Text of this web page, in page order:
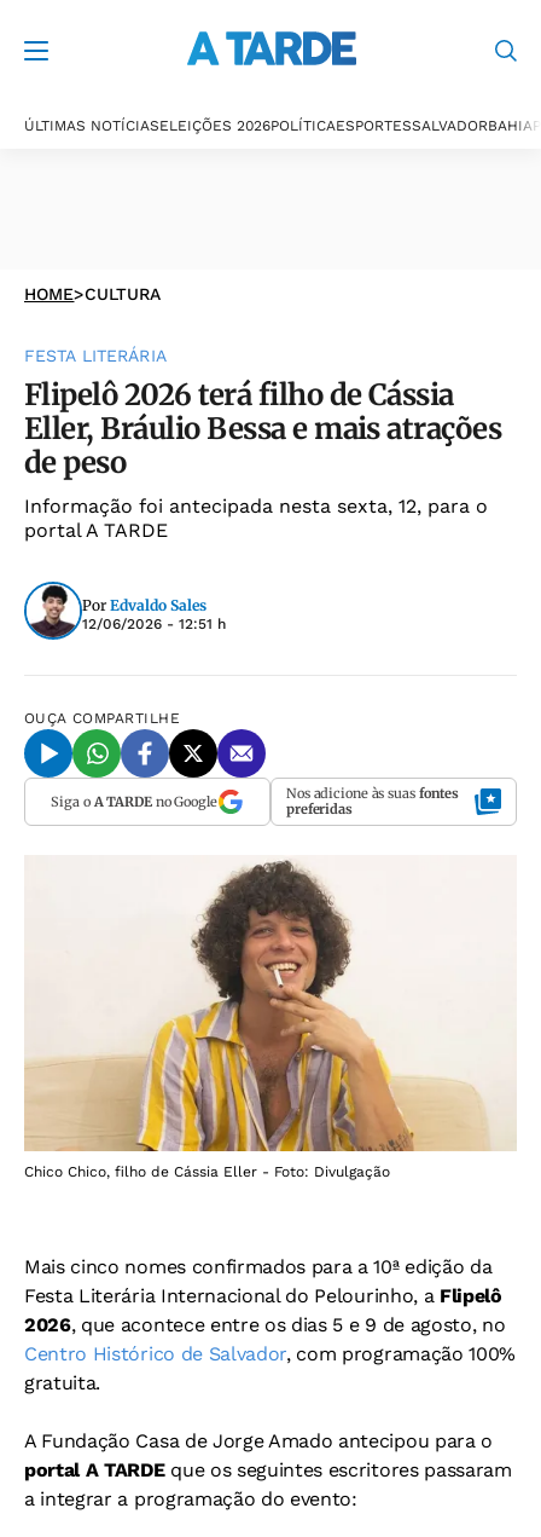
ÚLTIMAS NOTÍCIASELEIÇÕES 2026POLÍTICAESPORTESSALVADORBAHIA
HOME>CULTURA
FESTA LITERÁRIA
Flipelô 2026 terá filho de Cássia
Eller, Bráulio Bessa e mais atrações
de peso
Informação foi antecipada nesta sexta, 12, para o
portal A TARDE
Por Edvaldo Sales
12/06/2026 - 12:51 h
OUÇA COMPARTILHE
Siga o A TARDEno Google Nos adicione às suas fontes
preferidas
Chico Chico, filho de Cássia Eller - Foto: Divulgação
Mais cinco nomes confirmados para a 10ª edição da
Festa Literária Internacional do Pelourinho, a Flipelô
2026, que acontece entre os dias 5 e 9 de agosto, no
Centro Histórico de Salvador, com programação 100%
gratuita.
A Fundação Casa de Jorge Amado antecipou para o
portal A TARDEque os seguintes escritores passaram
a integrar a programação do evento: